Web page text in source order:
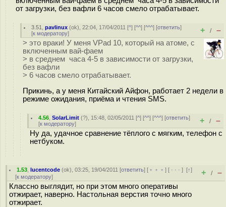
от загрузки, без вафли 6 часов смело отрабатывает.
3.51 ,pavlinux (ok), 22:04, 17/04/2011 [^] [^^] [^^^] [ответить]
[к модератору] + / –
> это враки! У меня VPad 10, который на атоме, с
включенным вай-фаем
> в среднем часа 4-5 в зависимости от загрузки,
без вафли
> 6 часов смело отрабатывает.
Прикинь, а у меня Китайский Айфон, работает 2 недели в
режиме ожидания, приёма и чтения SMS.
4.56 ,SolarLimit (?), 15:48, 02/05/2011 [^] [^^] [^^^] [ответить]
[к модератору] + / –
Ну да, удачное сравнение тёплого с мягким, телефон с
нетбуком.
1.53 ,lucentcode (ok), 03:25, 19/04/2011 [ответить] [ ﹢﹢﹢] [ · · ·][↑]
[к модератору] + / –
Классно выглядит, но при этом много оперативы
отжирает, наверно. Настольная верстия точно много
отжирает.